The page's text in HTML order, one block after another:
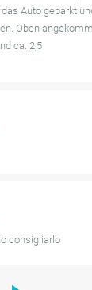
Auto geparkt
Oben
ca. 2,5
consigliarlo